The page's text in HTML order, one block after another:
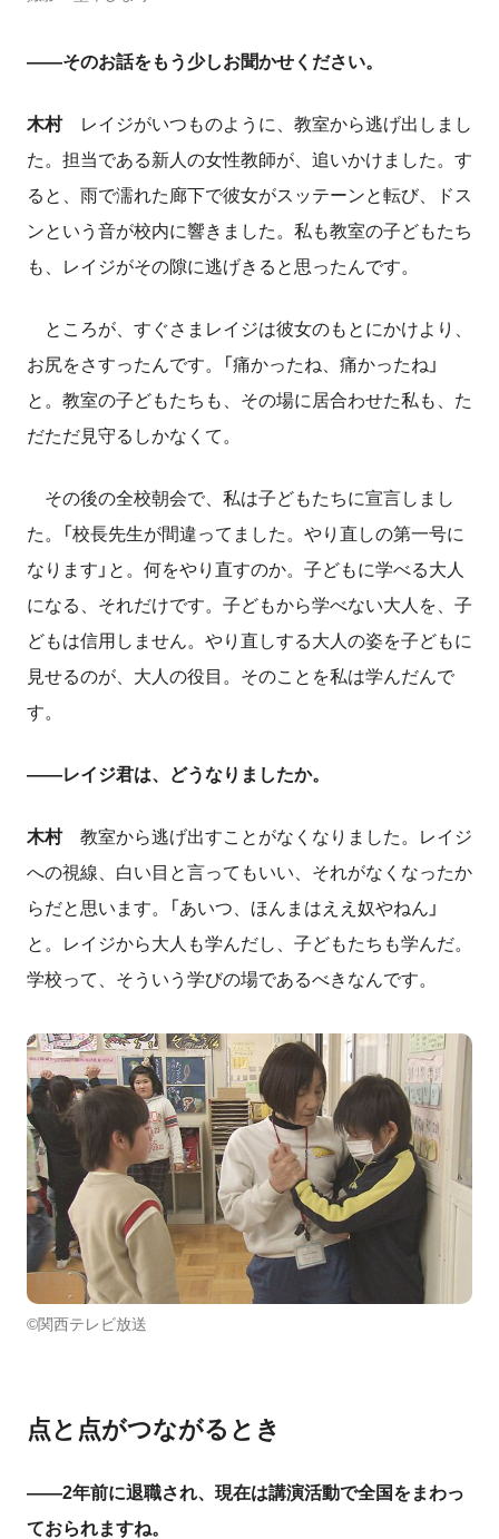
――そのお話をもう少しお聞かせください。
木村レイジがいつものように、教室から逃げ出しまし
た。担当である新人の女性教師が、追いかけました。す
ると、雨で濡れた廊下で彼女がスッテーンと転び、ドス
ンという音が校内に響きました。私も教室の子どもたち
も、レイジがその隙に逃げきると思ったんです。
ところが、すぐさまレイジは彼女のもとにかけより、
お尻をさすったんです。「痛かったね、痛かったね」
と。教室の子どもたちも、その場に居合わせた私も、た
だただ見守るしかなくて。
その後の全校朝会で、私は子どもたちに宣言しまし
た。「校長先生が間違ってました。やり直しの第一号に
なります」と。何をやり直すのか。子どもに学べる大人
になる、それだけです。子どもから学べない大人を、子
どもは信用しません。やり直しする大人の姿を子どもに
見せるのが、大人の役目。そのことを私は学んだんで
す。
――レイジ君は、どうなりましたか。
木村教室から逃げ出すことがなくなりました。レイジ
への視線、白い目と言ってもいい、それがなくなったか
らだと思います。「あいつ、ほんまはええ奴やねん」
と。レイジから大人も学んだし、子どもたちも学んだ。
学校って、そういう学びの場であるべきなんです。
©関西テレビ放送
点と点がつながるとき
――2年前に退職され、現在は講演活動で全国をまわっ
ておられますね。